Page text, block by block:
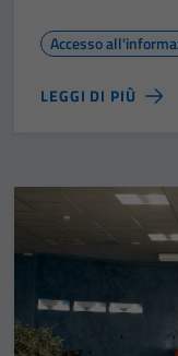
Accesso
LEGGI DI PIÙ